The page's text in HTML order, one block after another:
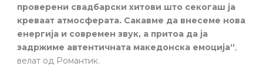
проверени свадбарски хитови што секогаш ја
креваат атмосферата. Сакавме да внесеме нова
енергија и современ звук, а притоа да ја
задржиме автентичната македонска емоција“,
велат од Романтик.